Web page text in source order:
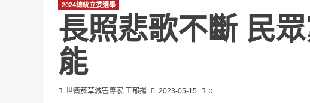
2024總統立委選舉
長照悲歌不斷 民
能
世衛菸草減害專家 王郁揚 2023-05-15 0